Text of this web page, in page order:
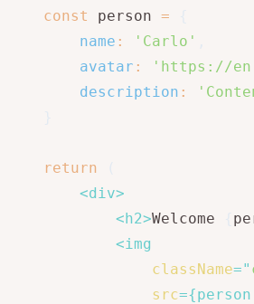
const
person =
name : 'Carlo'
avatar :
'https://
description :
return
<div>
<h2>Welcome
<img
className="
src={person